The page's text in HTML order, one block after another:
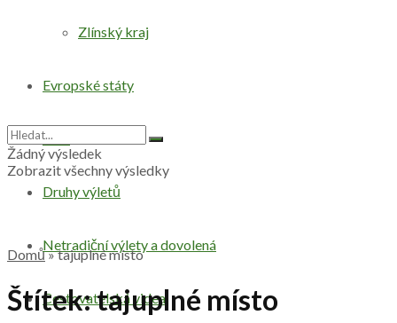
Zlínský kraj
Evropské státy
Svět
Druhy výletů
Netradiční výlety a dovolená
Cestovatelská videa
Žádný výsledek
Zobrazit všechny výsledky
Domů»tajuplné místo
Štítek:tajuplné místo